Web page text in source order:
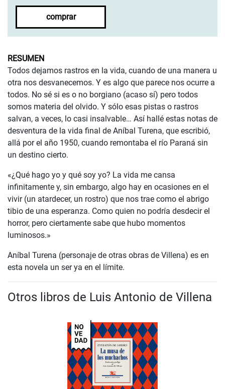
comprar
RESUMEN
Todos dejamos rastros en la vida, cuando de una manera u
otra nos desvanecemos. Y es algo que parece nos ocurre a
todos. No sé si es o no borgiano (acaso sí) pero todos
somos materia del olvido. Y sólo esas pistas o rastros
salvan, a veces, lo casi insalvable… Así hallé estas notas de
desventura de la vida final de Aníbal Turena, que escribió,
allá por el año 1950, cuando remontaba el río Paraná sin
un destino cierto.
«¿Qué hago yo y qué soy yo? La vida me cansa
infinitamente y, sin embargo, algo hay en ocasiones en el
vivir (un atardecer, un rostro) que nos trae como el abrigo
tibio de una esperanza. Como quien no podría desdecir el
horror, pero ciertamente sabe que hubo momentos
luminosos.»
Aníbal Turena (personaje de otras obras de Villena) es en
esta novela un ser ya en el límite.
Otros libros de Luis Antonio de Villena